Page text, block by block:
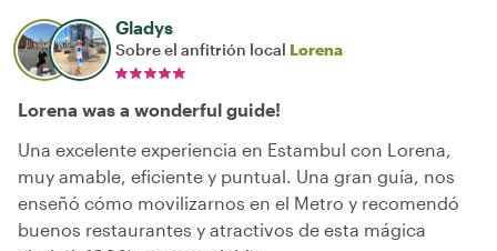
Gladys
Sobre el anfitrión local Lorena
Lorena was a wonderful guide!
Una excelente experiencia en Estambul con Lorena,
muy amable, eficiente y puntual. Una gran guía, nos
enseñó cómo movilizarnos en el Metro y recomendó
buenos restaurantes y atractivos de esta mágica